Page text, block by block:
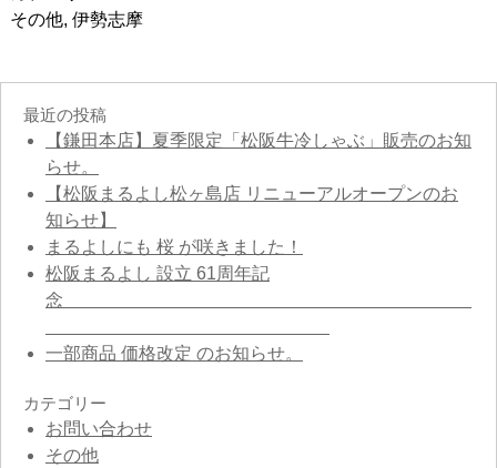
その他, 伊勢志摩
最近の投稿
【鎌田本店】夏季限定「松阪牛冷しゃぶ」販売のお知
らせ。
【松阪まるよし松ヶ島店 リニューアルオープンのお
知らせ】
まるよしにも 桜 が咲きました！
松阪まるよし 設立 61周年記
念
一部商品 価格改定 のお知らせ。
カテゴリー
お問い合わせ
その他